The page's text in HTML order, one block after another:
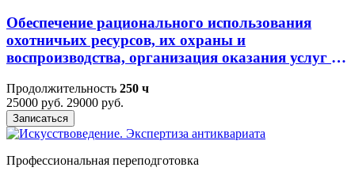
Обеспечение рационального использования
охотничьих ресурсов, их охраны и
воспроизводства, организация оказания услуг в
Продолжительность 250 ч
25000 руб. 29000 руб.
Записаться
Профессиональная переподготовка